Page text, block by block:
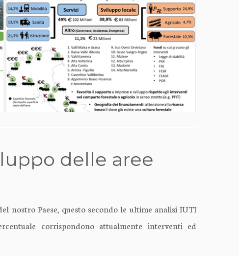
delle aree
nostro Paese, questo secondo le ultime analisi IUTI
corrispondono attualmente interventi ed